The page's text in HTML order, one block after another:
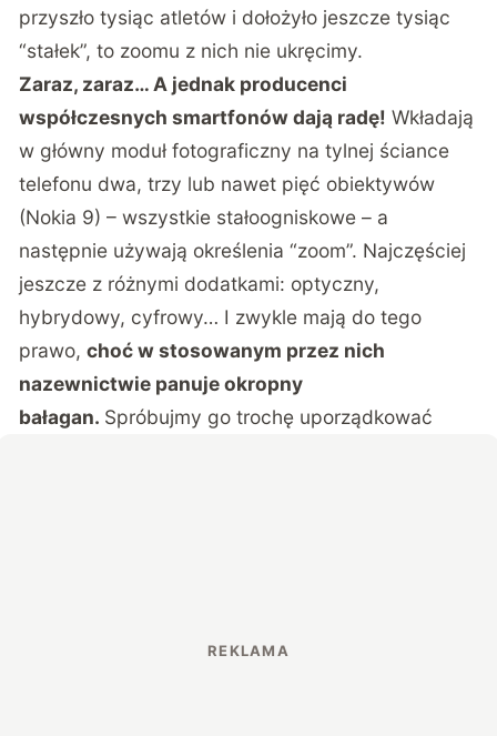
przyszło tysiąc atletów i dołożyło jeszcze tysiąc
“stałek”, to zoomu z nich nie ukręcimy.
Zaraz, zaraz… A jednak producenci
współczesnych smartfonów dają radę! Wkładają
w główny moduł fotograficzny na tylnej ściance
telefonu dwa, trzy lub nawet pięć obiektywów
(Nokia 9) – wszystkie stałoogniskowe – a
następnie używają określenia “zoom”. Najczęściej
jeszcze z różnymi dodatkami: optyczny,
hybrydowy, cyfrowy… I zwykle mają do tego
prawo,choć w stosowanym przez nich
nazewnictwie panuje okropny
bałagan. Spróbujmy go trochę uporządkować